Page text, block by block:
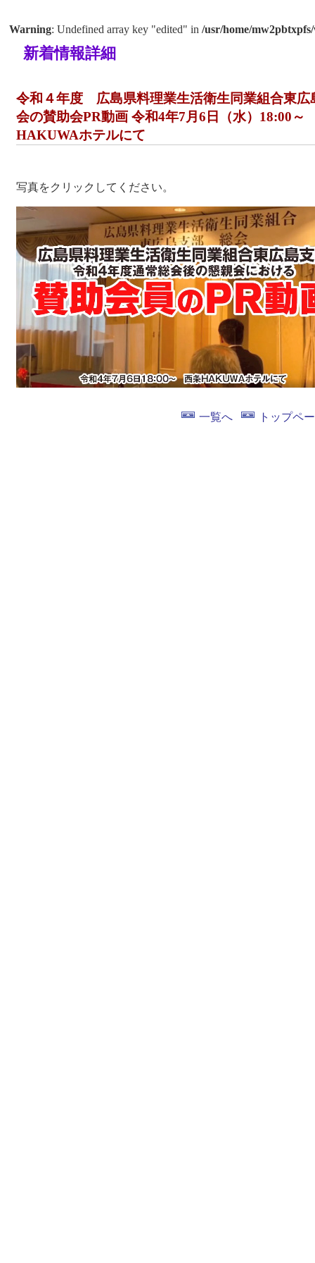
Warning: Undefined array key "edited" in /usr/home/
新着情報詳細
令和４年度 広島県料理業生活衛生同業組合東広
会の賛助会PR動画 令和4年7月6日（水）18:00
HAKUWAホテルにて
写真をクリックしてください。
一覧へ トップペ